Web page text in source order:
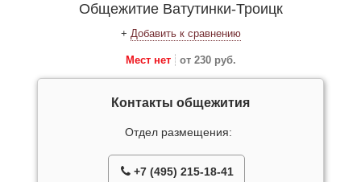
Общежитие Ватутинки-Троицк
+ Добавить к сравнению
Мест нет от 230 руб.
Контакты общежития
Отдел размещения:
+7 (495) 215-18-41